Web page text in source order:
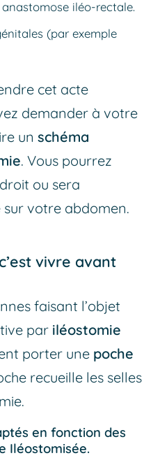
iléo-rectale.
(par exemple
cet acte
demander à votre
un schéma
. Vous pourrez
ou sera
votre abdomen.
vivre avant
faisant l’objet
par iléostomie
porter une poche
recueille les selles
en fonction des
Iléostomisée.